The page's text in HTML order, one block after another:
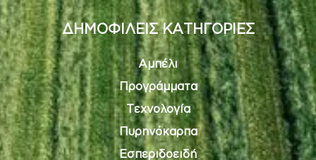
ΔΗΜΟΦΙΛΕΙΣ ΚΑΤΗΓΟΡΙΕΣ
Αμπέλι
Προγράμματα
Τεχνολογία
Πυρηνόκαρπα
Εσπεριδοειδή